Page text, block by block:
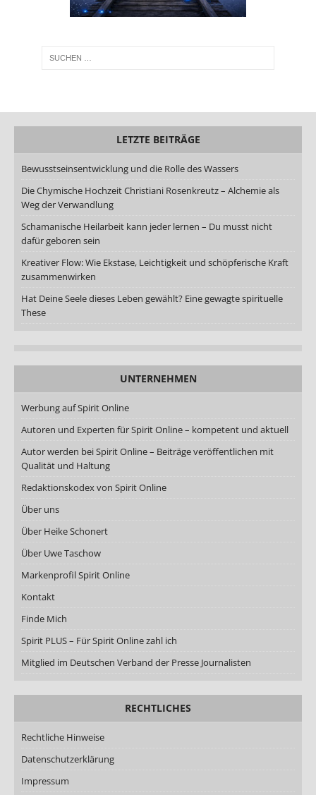
LETZTE BEITRÄGE
Bewusstseinsentwicklung und die Rolle des Wassers
Die Chymische Hochzeit Christiani Rosenkreutz – Alchemie als
Weg der Verwandlung
Schamanische Heilarbeit kann jeder lernen – Du musst nicht
dafür geboren sein
Kreativer Flow: Wie Ekstase, Leichtigkeit und schöpferische Kraft
zusammenwirken
Hat Deine Seele dieses Leben gewählt? Eine gewagte spirituelle
These
UNTERNEHMEN
Werbung auf Spirit Online
Autoren und Experten für Spirit Online – kompetent und aktuell
Autor werden bei Spirit Online – Beiträge veröffentlichen mit
Qualität und Haltung
Redaktionskodex von Spirit Online
Über uns
Über Heike Schonert
Über Uwe Taschow
Markenprofil Spirit Online
Kontakt
Finde Mich
Spirit PLUS – Für Spirit Online zahl ich
Mitglied im Deutschen Verband der Presse Journalisten
RECHTLICHES
Rechtliche Hinweise
Datenschutzerklärung
Impressum